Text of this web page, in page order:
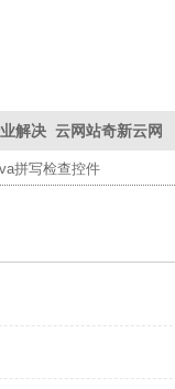
解决 云网站奇新云网
拼写检查控件